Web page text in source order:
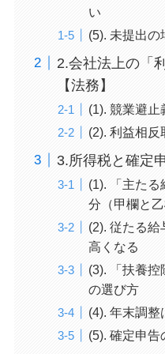
い
(5). 未提出の
2.会社法上の「
【法務】
(1). 競業避止
(2). 利益相反
3.所得税と確定
(1). 「主た
分（甲欄と乙
(2). 従たる
高くなる
(3). 「扶養
の選び方
(4). 年末調
(5). 確定申